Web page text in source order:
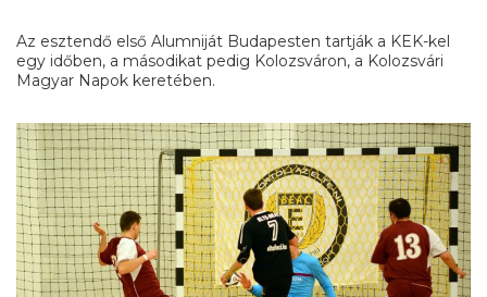
Az esztendő első Alumniját Budapesten tartják a KEK-kel
egy időben, a másodikat pedig Kolozsváron, a Kolozsvári
Magyar Napok keretében.